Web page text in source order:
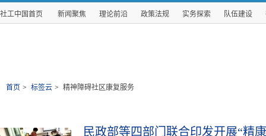
社工中国首页 新闻聚焦 理论前沿 政策法规 实务探索 队伍建设
首页 > 标签云 > 精神障碍社区康复服务
民政部等四部门联合印发开展“精